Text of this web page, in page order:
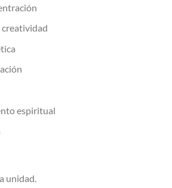
creatividad
espiritual
unidad.